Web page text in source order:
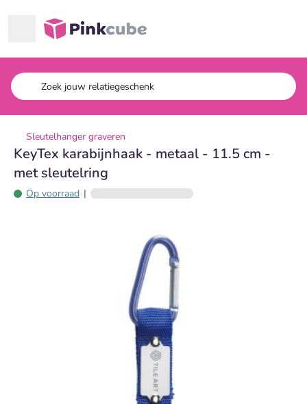
Pinkcube
Sleutelhanger graveren
KeyTex karabijnhaak - metaal - 11.5 cm -
met sleutelring
Op voorraad |